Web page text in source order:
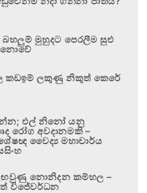
මුහුදට පෙරලීම සුළු
නොවේ
කඩඉම් ලකුණු නිකුත් කෙරේ
එල් නිනෝ යනු
රෝග අවදානමකි –
වෛද්‍ය මහාචාර්ය
නොනිදන කම්හල –
විජේවර්ධන